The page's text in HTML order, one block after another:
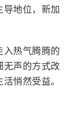
导地位，新加
入热气腾腾的
无声的方式改
悄然受益。